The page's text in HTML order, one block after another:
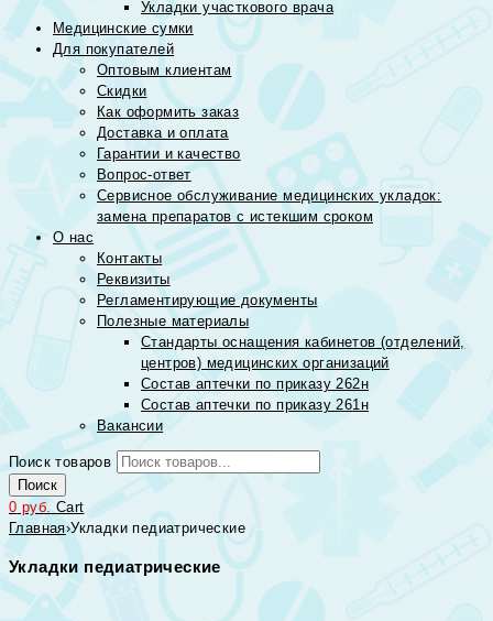
Укладки участкового врача
Медицинские сумки
Для покупателей
Оптовым клиентам
Скидки
Как оформить заказ
Доставка и оплата
Гарантии и качество
Вопрос-ответ
Сервисное обслуживание медицинских укладок:
замена препаратов с истекшим сроком
О нас
Контакты
Реквизиты
Регламентирующие документы
Полезные материалы
Стандарты оснащения кабинетов (отделений,
центров) медицинских организаций
Состав аптечки по приказу 262н
Состав аптечки по приказу 261н
Вакансии
Поиск товаров
Поиск
0 руб. Cart
Главная›Укладки педиатрические
Укладки педиатрические